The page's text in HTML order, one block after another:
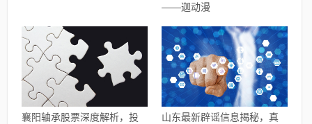
——迦动漫
襄阳轴承股票深度解析，投
山东最新辟谣信息揭秘，真